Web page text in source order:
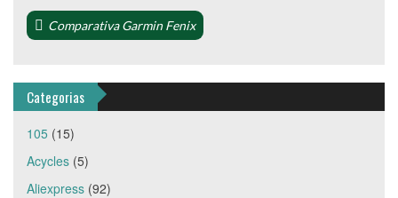
Comparativa Garmin Fenix
Categorias
105 (15)
Acycles (5)
Aliexpress (92)